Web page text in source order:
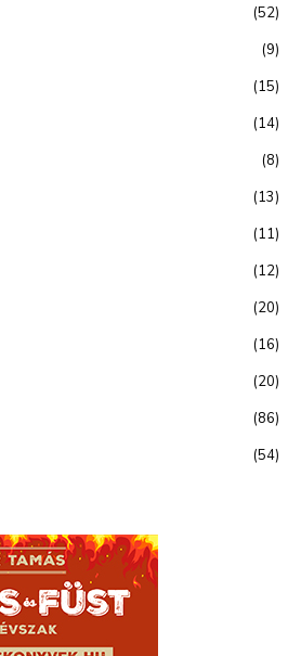
(52)
(9)
(15)
(14)
(8)
(13)
(11)
(12)
(20)
(16)
(20)
(86)
(54)